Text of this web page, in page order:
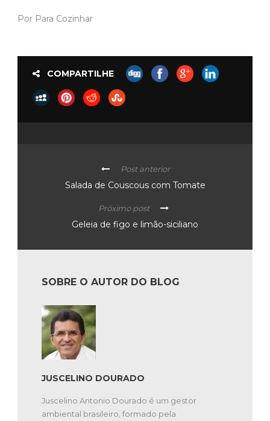
Por Para Cozinhar
COMPARTILHE
Post anterior
Salada de Couscous com Tomate
Próximo post
Geleia de figo e limão-siciliano
SOBRE O AUTOR DO BLOG
JUSCELINO DOURADO
Juscelino Antonio Dourado é um gestor
ambiental brasileiro, formado pela